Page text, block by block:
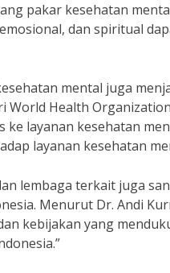
pakar kesehatan
dan spiritual
mental juga
Health
layanan kesehatan
layanan kesehatan
lembaga terkait juga
Menurut Dr. Andi
kebijakan yang